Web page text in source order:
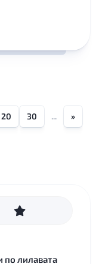
20 30 ... »
по лилавата